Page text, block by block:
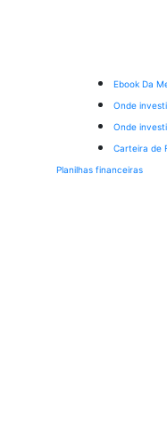
Ebook Da
Onde
Onde
Carteira de
Planilhas financeiras